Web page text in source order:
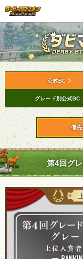
公式BC
グレード別公式BC
優
第4回グ